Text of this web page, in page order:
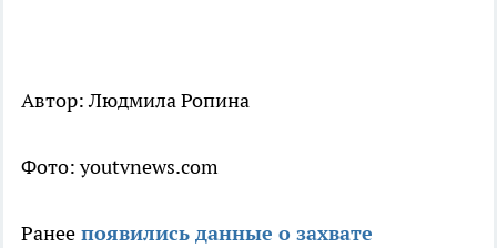
Автор: Людмила Ропина
Фото: youtvnews.com
Ранее появились данные о захвате